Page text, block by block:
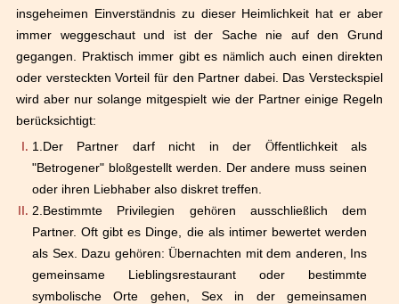
insgeheimen Einverständnis zu dieser Heimlichkeit hat er aber
immer weggeschaut und ist der Sache nie auf den Grund
gegangen. Praktisch immer gibt es nämlich auch einen direkten
oder versteckten Vorteil für den Partner dabei. Das Versteckspiel
wird aber nur solange mitgespielt wie der Partner einige Regeln
berücksichtigt:
1. Der Partner darf nicht in der Öffentlichkeit als
"Betrogener" bloßgestellt werden. Der andere muss seinen
oder ihren Liebhaber also diskret treffen.
2. Bestimmte Privilegien gehören ausschließlich dem
Partner. Oft gibt es Dinge, die als intimer bewertet werden
als Sex. Dazu gehören: Übernachten mit dem anderen, Ins
gemeinsame Lieblingsrestaurant oder bestimmte
symbolische Orte gehen, Sex in der gemeinsamen